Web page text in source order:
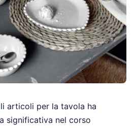
articoli per la tavola ha
significativa nel corso